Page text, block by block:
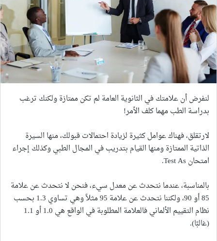
لنفرض أن علامتك في الثانوية العامة لم تكن ممتازة ولكنك ترغب
بدراسة الطب مهما كلف الأمر!
لارتقلق، فهناك عوامل كثيرة لزيادة احتمالات قبولك، منها السيرة
الذاتية الممتازة ومنها القيام بتدريب في المجال الطبي وكذلك إجراء
امتحان Test As.
بالمناسبة، عندما نتحدث عن معدل سيء، فنحن لا نتحدث عن علامة
85 أو 90، ولكننا نتحدث عن علامة 95 مثلاً وهي تساوي 1.3 بحسب
نظام التقييم الألماني فالعلامة المطلوبة في الواقع هي 1.0 أو 1.1
(غالبًا).